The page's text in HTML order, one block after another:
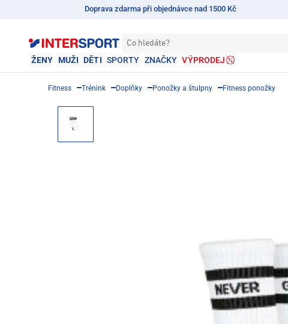
Doprava zdarma při objednávce nad 1500 Kč
Co hledáte?
ŽENY MUŽI DĚTI SPORTY ZNAČKY VÝPRODEJ
Fitness Trénink Doplňky Ponožky a štulpny Fitness ponožky